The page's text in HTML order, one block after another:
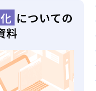
についての
料